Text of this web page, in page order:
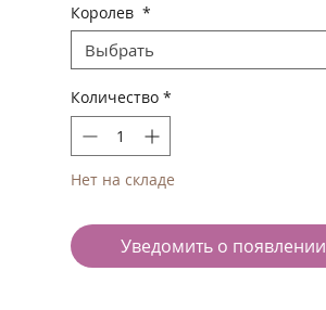
Королев *
Выбрать
Количество *
Нет на складе
Уведомить о появлении